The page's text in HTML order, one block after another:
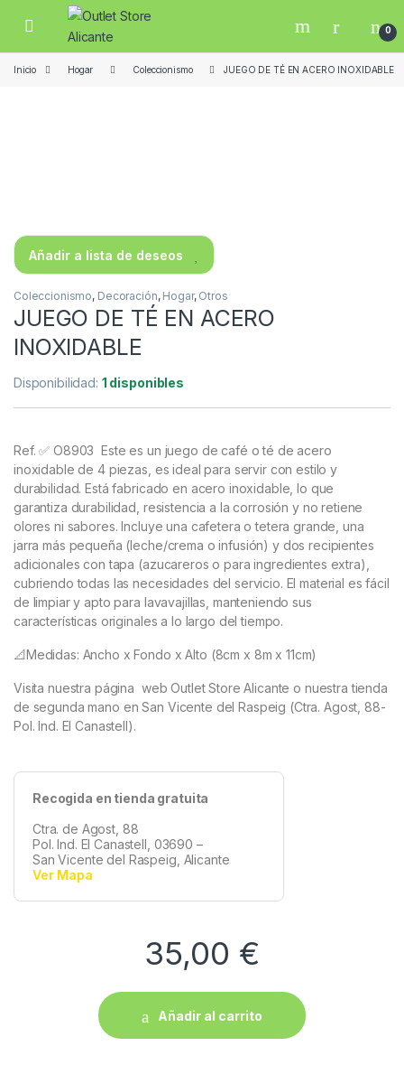
Skip to navigation
Skip to content
Open 0
Inicio Hogar Coleccionismo JUEGO DE TÉ EN ACERO INOXIDABLE
Añadir a lista de deseos
Coleccionismo, Decoración, Hogar, Otros
JUEGO DE TÉ EN ACERO
INOXIDABLE
Disponibilidad: 1 disponibles
Ref. ✅ O8903Este es un juego de café o té de acero
inoxidable de 4 piezas, es ideal para servir con estilo y
durabilidad. Está fabricado en acero inoxidable, lo que
garantiza durabilidad, resistencia a la corrosión y no retiene
olores ni sabores. Incluye una cafetera o tetera grande, una
jarra más pequeña (leche/crema o infusión) y dos recipientes
adicionales con tapa (azucareros o para ingredientes extra),
cubriendo todas las necesidades del servicio. El material es fácil
de limpiar y apto para lavavajillas, manteniendo sus
características originales a lo largo del tiempo.
📐Medidas: Ancho x Fondo x Alto (8cm x 8m x 11cm)
Visita nuestra página web Outlet Store Alicante o nuestra tienda
de segunda mano en San Vicente del Raspeig (Ctra. Agost, 88-
Pol. Ind. El Canastell).
Recogida en tienda gratuita
Ctra. de Agost, 88
Pol. Ind. El Canastell, 03690 –
San Vicente del Raspeig, Alicante
Ver Mapa
35,00 €
Añadir al carrito